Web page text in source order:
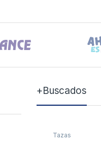
+Buscados
Tazas